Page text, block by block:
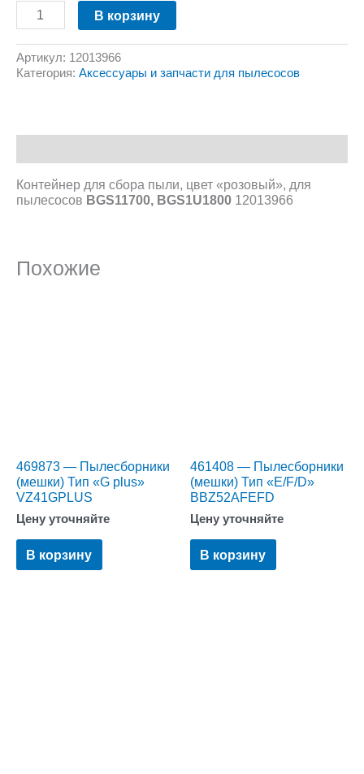
В корзину
Артикул: 12013966
Категория: Аксессуары и запчасти для пылесосов
Контейнер для сбора пыли, цвет «розовый», для
пылесосов BGS11700, BGS1U1800 12013966
Похожие
469873 — Пылесборники
(мешки) Тип «G plus»
VZ41GPLUS
Цену уточняйте
В корзину
461408 — Пылесборники
(мешки) Тип «E/F/D»
BBZ52AFEFD
Цену уточняйте
В корзину